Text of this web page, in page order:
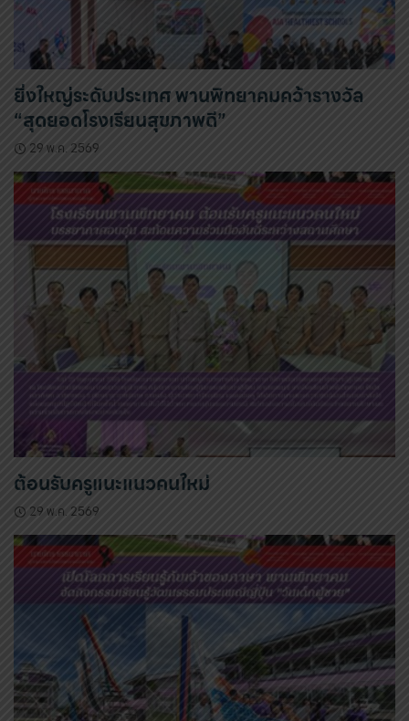
ยิ่งใหญ่ระดับประเทศ พานพิทยาคมคว้ารางวัล
“สุดยอดโรงเรียนสุขภาพดี”
29 พ.ค. 2569
ต้อนรับครูแนะแนวคนใหม่
29 พ.ค. 2569